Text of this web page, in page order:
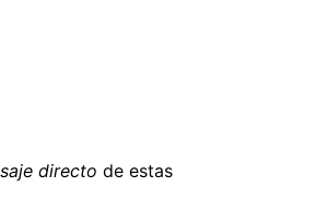
directo de estas